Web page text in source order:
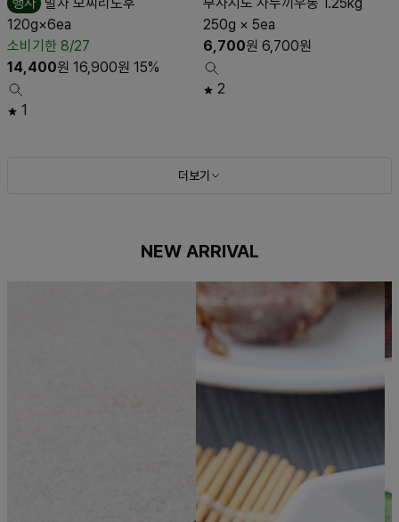
120g×6ea
소비기한 8/27
14,400원 16,900원 15%
1
250g × 5ea
6,700원 6,700원
2
더보기
NEW ARRIVAL